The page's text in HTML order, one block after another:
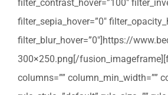
filter_contrast_hover=”100″
filter_sepia_hover=”0″
filter_blur_hover=”0″]https://
300×250.png[/
columns=”” column_min_width=””